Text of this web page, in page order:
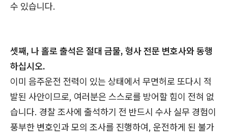
수 있습니다.
셋째, 나 홀로 출석은 절대 금물, 형사 전문 변호사와 동행
하십시오.
이미 음주운전 전력이 있는 상태에서 무면허로 또다시 적
발된 사안이므로, 여러분은 스스로를 방어할 힘이 전혀 없
습니다. 경찰 조사에 출석하기 전 반드시 수사 실무 경험이
풍부한 변호인과 모의 조사를 진행하여, 운전하게 된 불가